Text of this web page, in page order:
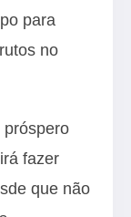
para
no
próspero
fazer
que não